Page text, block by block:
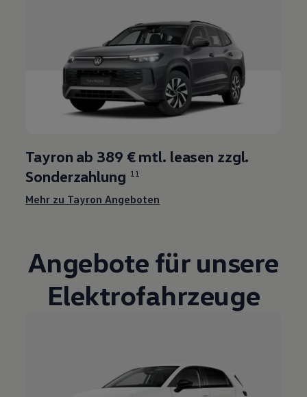
Tayron ab 389 € mtl. leasen zzgl.
Sonderzahlung 11
Mehr zu Tayron Angeboten
Angebote für unsere
Elektrofahrzeuge